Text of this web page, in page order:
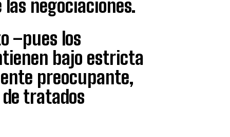
negociaciones.
–pues los
bajo estricta
preocupante,
tratados